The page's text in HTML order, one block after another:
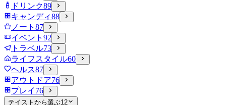
ドリンク89
キャンディ88
ノート 87
イベント 92
トラベル73
ライフスタイル60
ヘルス87
アウトドア76
プレイ 76
テイストから選ぶ12